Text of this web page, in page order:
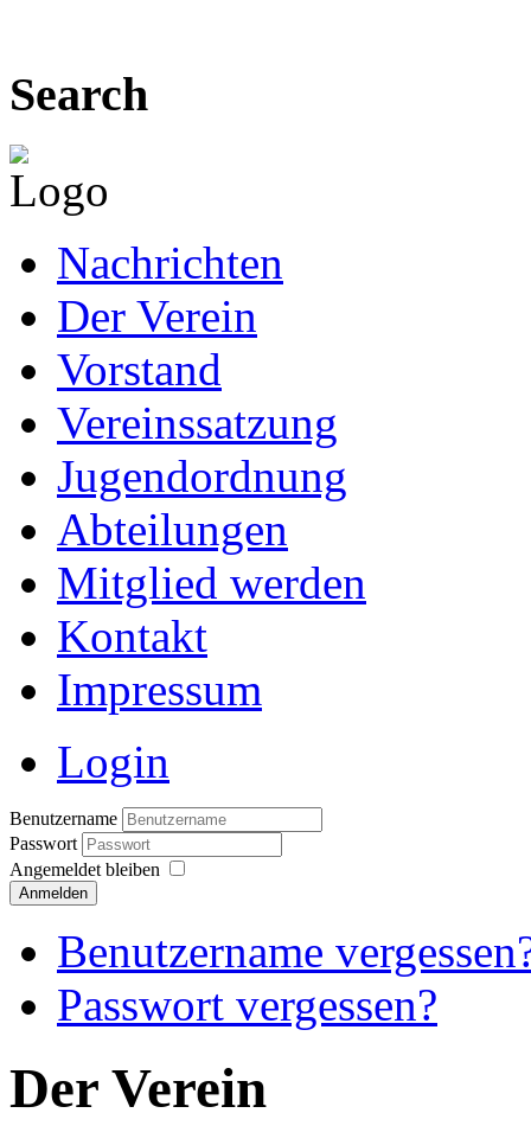
Search
Nachrichten
Der Verein
Vorstand
Vereinssatzung
Jugendordnung
Abteilungen
Mitglied werden
Kontakt
Impressum
Login
Benutzername
Passwort
Angemeldet bleiben
Anmelden
Benutzername
Passwort vergessen?
Der Verein